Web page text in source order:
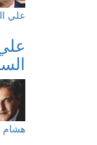
علي
هشام